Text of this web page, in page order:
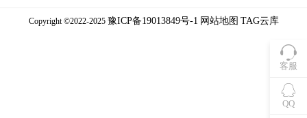
客服
QQ
Copyright ©2022-2025 豫ICP备19013849号-1 网站地图 TAG云库